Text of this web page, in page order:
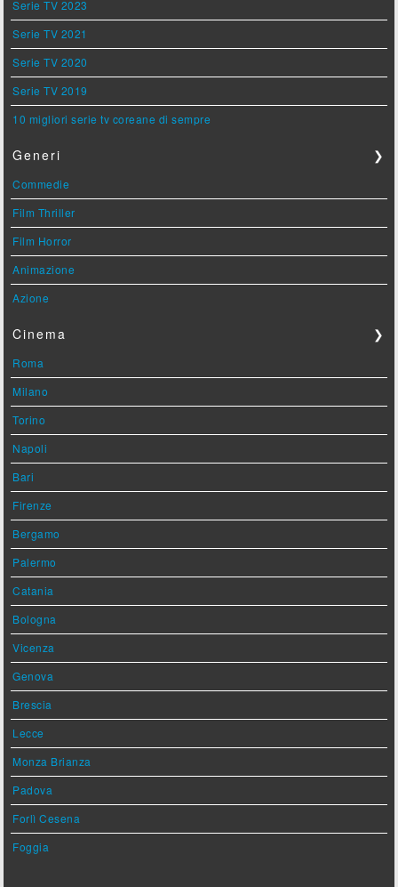
Serie TV 2023
Serie TV 2021
Serie TV 2020
Serie TV 2019
10 migliori serie tv coreane di sempre
Generi ❯
Commedie
Film Thriller
Film Horror
Animazione
Azione
Cinema ❯
Roma
Milano
Torino
Napoli
Bari
Firenze
Bergamo
Palermo
Catania
Bologna
Vicenza
Genova
Brescia
Lecce
Monza Brianza
Padova
Forlì Cesena
Foggia